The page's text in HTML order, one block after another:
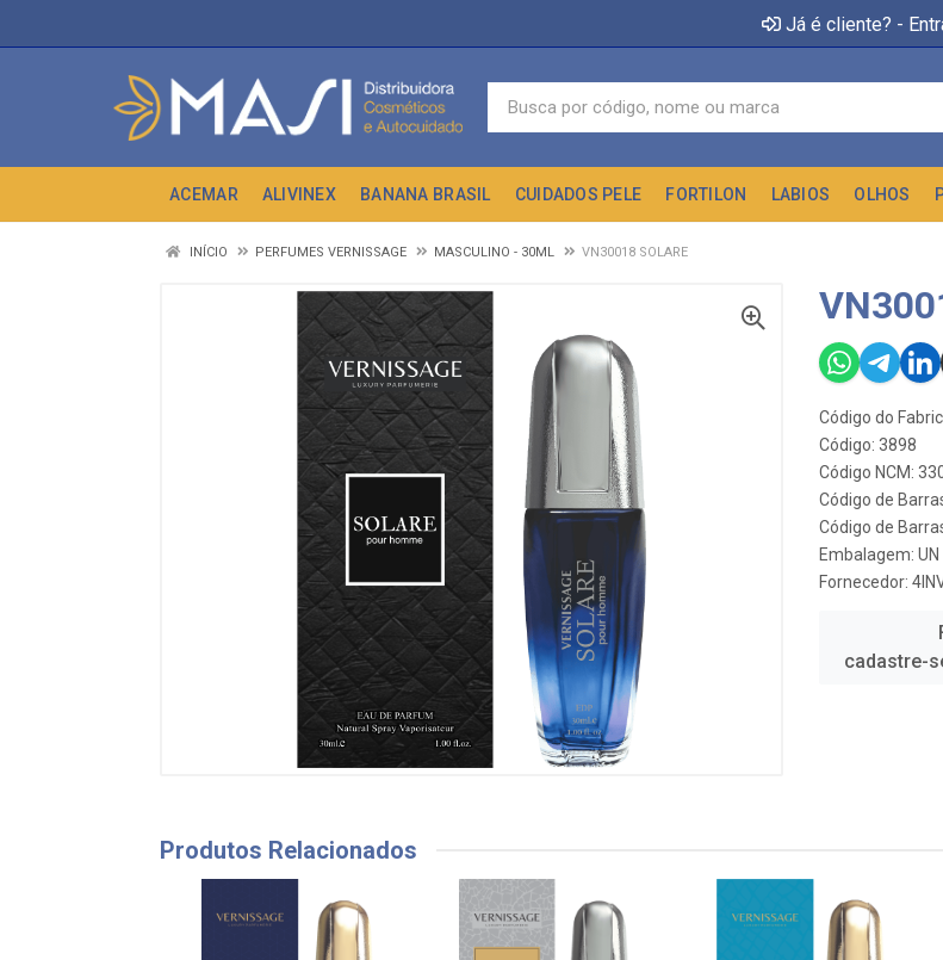
Já é cliente? -
ACEMAR ALIVINEX BANANA BRASIL CUIDADOS PELE FORTILON LABIOS OLHOS
INÍCIO PERFUMES VERNISSAGE MASCULINO - 30ML VN30018 SOLARE
Código do
Código: 3898
Código NCM:
Código de
Código de
Embalagem: UN
Fornecedor:
cadastre-
Produtos Relacionados